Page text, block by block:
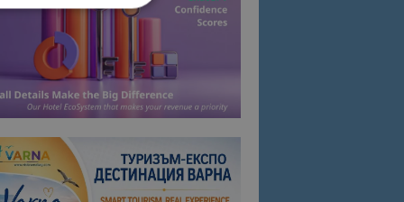
влизане и
съгласието
на сайта.